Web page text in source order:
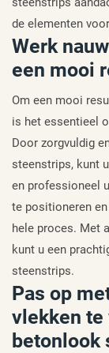
de elementen
Werk
een mooi
Om een mooi
is het essentieel
Door zorgvuldig
steenstrips, kunt
en professioneel
te positioneren
hele proces. Met
kunt u een
steenstrips.
Pas op
vlekken te
betonlook